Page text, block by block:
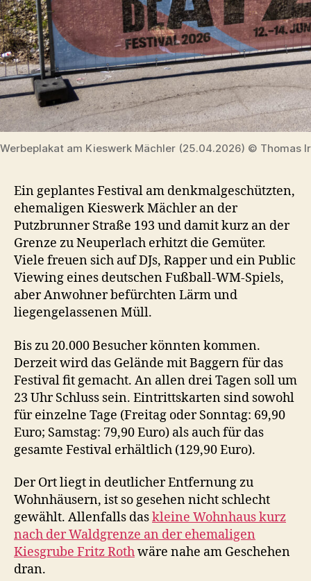
Werbeplakat am Kieswerk Mächler (25.04.2026) © Thomas
Ein geplantes Festival am denkmalgeschützten,
ehemaligen Kieswerk Mächler an der
Putzbrunner Straße 193 und damit kurz an der
Grenze zu Neuperlach erhitzt die Gemüter.
Viele freuen sich auf DJs, Rapper und ein Public
Viewing eines deutschen Fußball-WM-Spiels,
aber Anwohner befürchten Lärm und
liegengelassenen Müll.
Bis zu 20.000 Besucher könnten kommen.
Derzeit wird das Gelände mit Baggern für das
Festival fit gemacht. An allen drei Tagen soll um
23 Uhr Schluss sein. Eintrittskarten sind sowohl
für einzelne Tage (Freitag oder Sonntag: 69,90
Euro; Samstag: 79,90 Euro) als auch für das
gesamte Festival erhältlich (129,90 Euro).
Der Ort liegt in deutlicher Entfernung zu
Wohnhäusern, ist so gesehen nicht schlecht
gewählt. Allenfalls daskleine Wohnhaus kurz
nach der Waldgrenze an der ehemaligen
Kiesgrube Fritz Rothwäre nahe am Geschehen
dran.